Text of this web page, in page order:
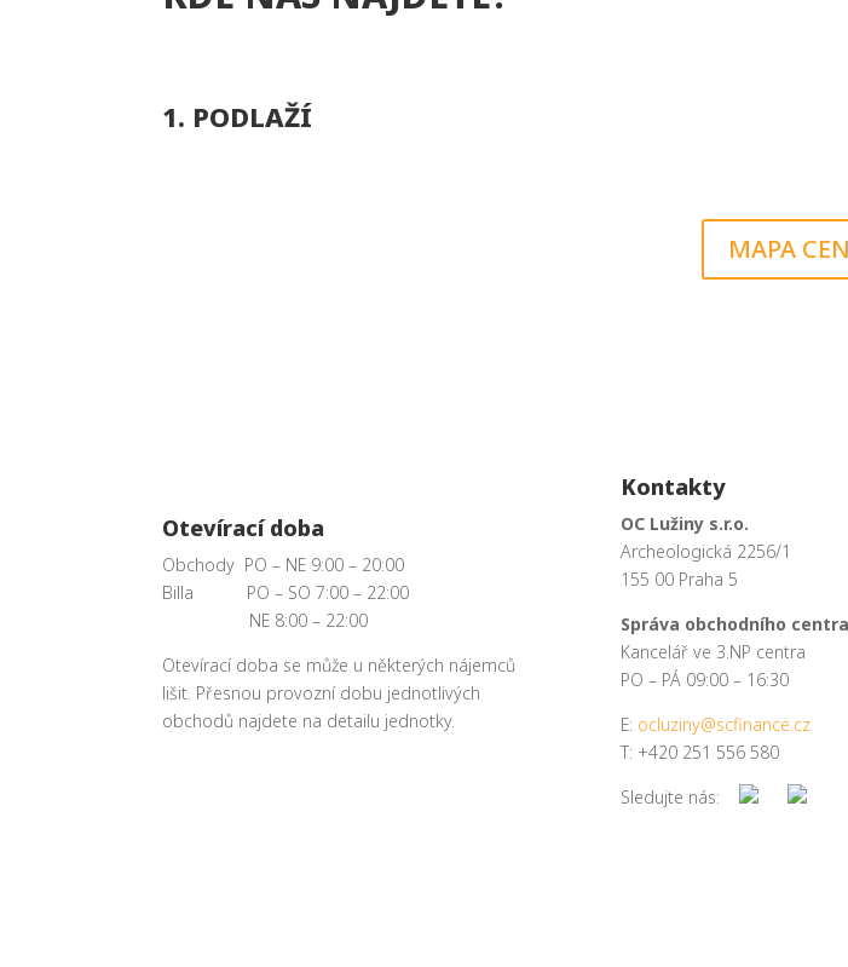
1. PODLAŽÍ
MAPA
Otevírací doba
Obchody PO – NE 9:00 – 20:00
Billa PO – SO 7:00 – 22:00
NE 8:00 – 22:00
Otevírací doba se může u některých nájemců
lišit. Přesnou provozní dobu jednotlivých
obchodů najdete na detailu jednotky.
Kontakty
OC Lužiny s.r.o.
Archeologická 2256/1
155 00 Praha 5
Správa obchodního centra
Kancelář ve 3.NP centra
PO – PÁ 09:00 – 16:30
E: ocluziny@scfinance.cz
T: +420 251 556 580
Sledujte nás: